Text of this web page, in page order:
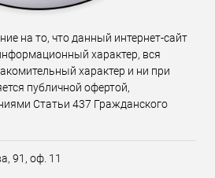
на то, что данный интернет-сайт
характер, вся
характер и ни при
публичной офертой,
Статьи 437 Гражданского
91, оф. 11